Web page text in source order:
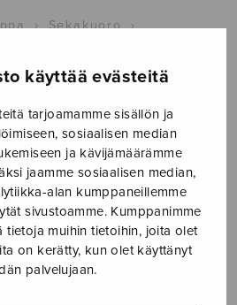
käyttää evästeitä
tarjoamamme sisällön ja
sosiaalisen median
ja kävijämäärämme
jaamme sosiaalisen median,
alan kumppaneillemme
sivustoamme. Kumppanimme
tietoja muihin tietoihin, joita olet
on kerätty, kun olet käyttänyt
palvelujaan.
› Sekakuoro ›